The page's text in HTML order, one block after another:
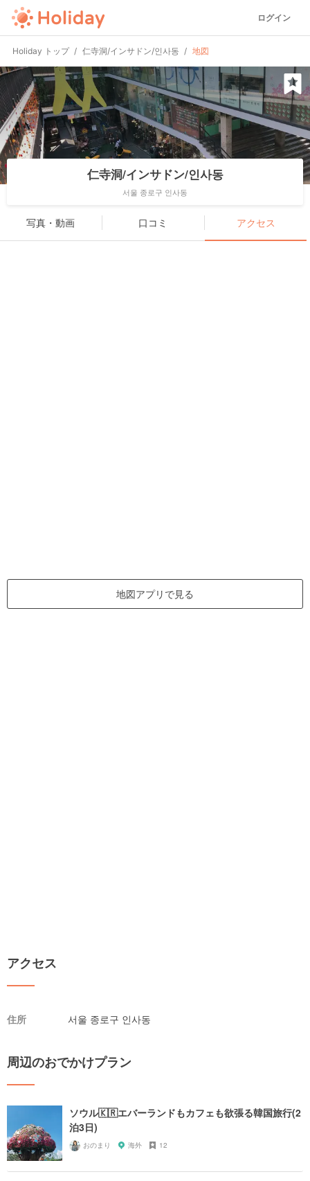
ログイン
Holiday トップ 仁寺洞/インサドン/인사동 地図
仁寺洞/インサドン/인사동
서울 종로구 인사동
写真・動画 口コミ アクセス
地図アプリで見る
アクセス
住所 서울 종로구 인사동
周辺のおでかけプラン
ソウル🇰🇷エバーランドもカフェも欲張る韓国旅行(2
泊3日)
おのまり 海外 12